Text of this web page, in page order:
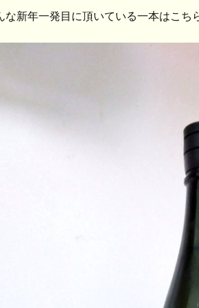
な新年一発目に頂いている一本はこち